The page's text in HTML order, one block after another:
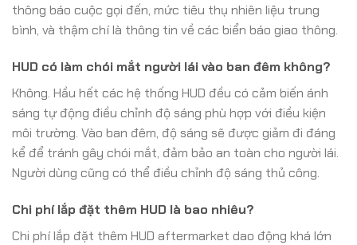
thông báo cuộc gọi đến, mức tiêu thụ nhiên liệu trung
bình, và thậm chí là thông tin về các biển báo giao thông.
HUD có làm chói mắt người lái vào ban đêm không?
Không. Hầu hết các hệ thống HUD đều có cảm biến ánh
sáng tự động điều chỉnh độ sáng phù hợp với điều kiện
môi trường. Vào ban đêm, độ sáng sẽ được giảm đi đáng
kể để tránh gây chói mắt, đảm bảo an toàn cho người lái.
Người dùng cũng có thể điều chỉnh độ sáng thủ công.
Chi phí lắp đặt thêm HUD là bao nhiêu?
Chi phí lắp đặt thêm HUD aftermarket dao động khá lớn